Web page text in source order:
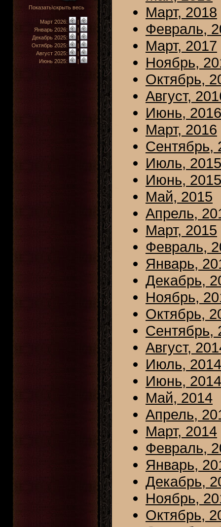
Показать\скрыть весь
Март 2026:
|
Январь 2026:
|
Декабрь 2025:
|
Октябрь 2025:
|
Август 2025:
|
Июнь 2025:
|
Март, 2018
Февраль,
Март, 2017
Ноябрь,
Октябрь,
Август,
Июнь, 2016
Март, 2016
Сентябрь,
Июль, 2015
Июнь, 2015
Май, 2015
Апрель,
Март, 2015
Февраль,
Январь,
Декабрь,
Ноябрь,
Октябрь,
Сентябрь,
Август,
Июль, 2014
Июнь, 2014
Май, 2014
Апрель,
Март, 2014
Февраль,
Январь,
Декабрь,
Ноябрь,
Октябрь,